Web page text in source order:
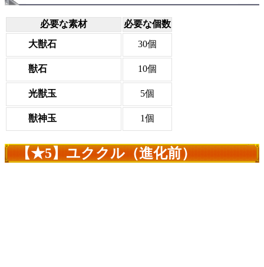
必要な素材
必要な個数
大獣石
30個
獣石 10個
光獣玉 5個
獣神玉 1個
【★5】ユククル（進化前）